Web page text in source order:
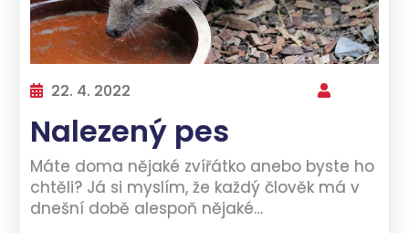
22. 4. 2022
Nalezený pes
Máte doma nějaké zvířátko anebo byste ho
chtěli? Já si myslím, že každý člověk má v
dnešní době alespoň nějaké…